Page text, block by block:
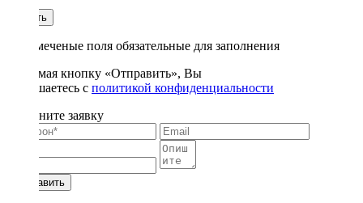
Купить
* - отмеченые поля обязательные для заполнения
Нажимая кнопку «Отправить», Вы
соглашаетесь с политикой конфиденциальности
Заполните заявку
Отправить